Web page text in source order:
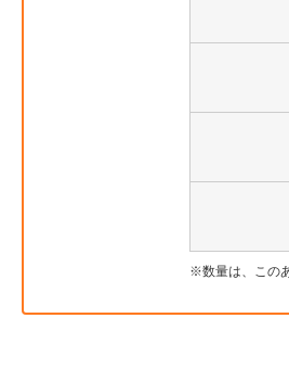
数量は、この